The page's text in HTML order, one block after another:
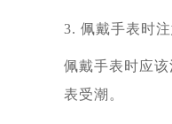
3. 佩戴手表时
佩戴手表时应
表受潮。